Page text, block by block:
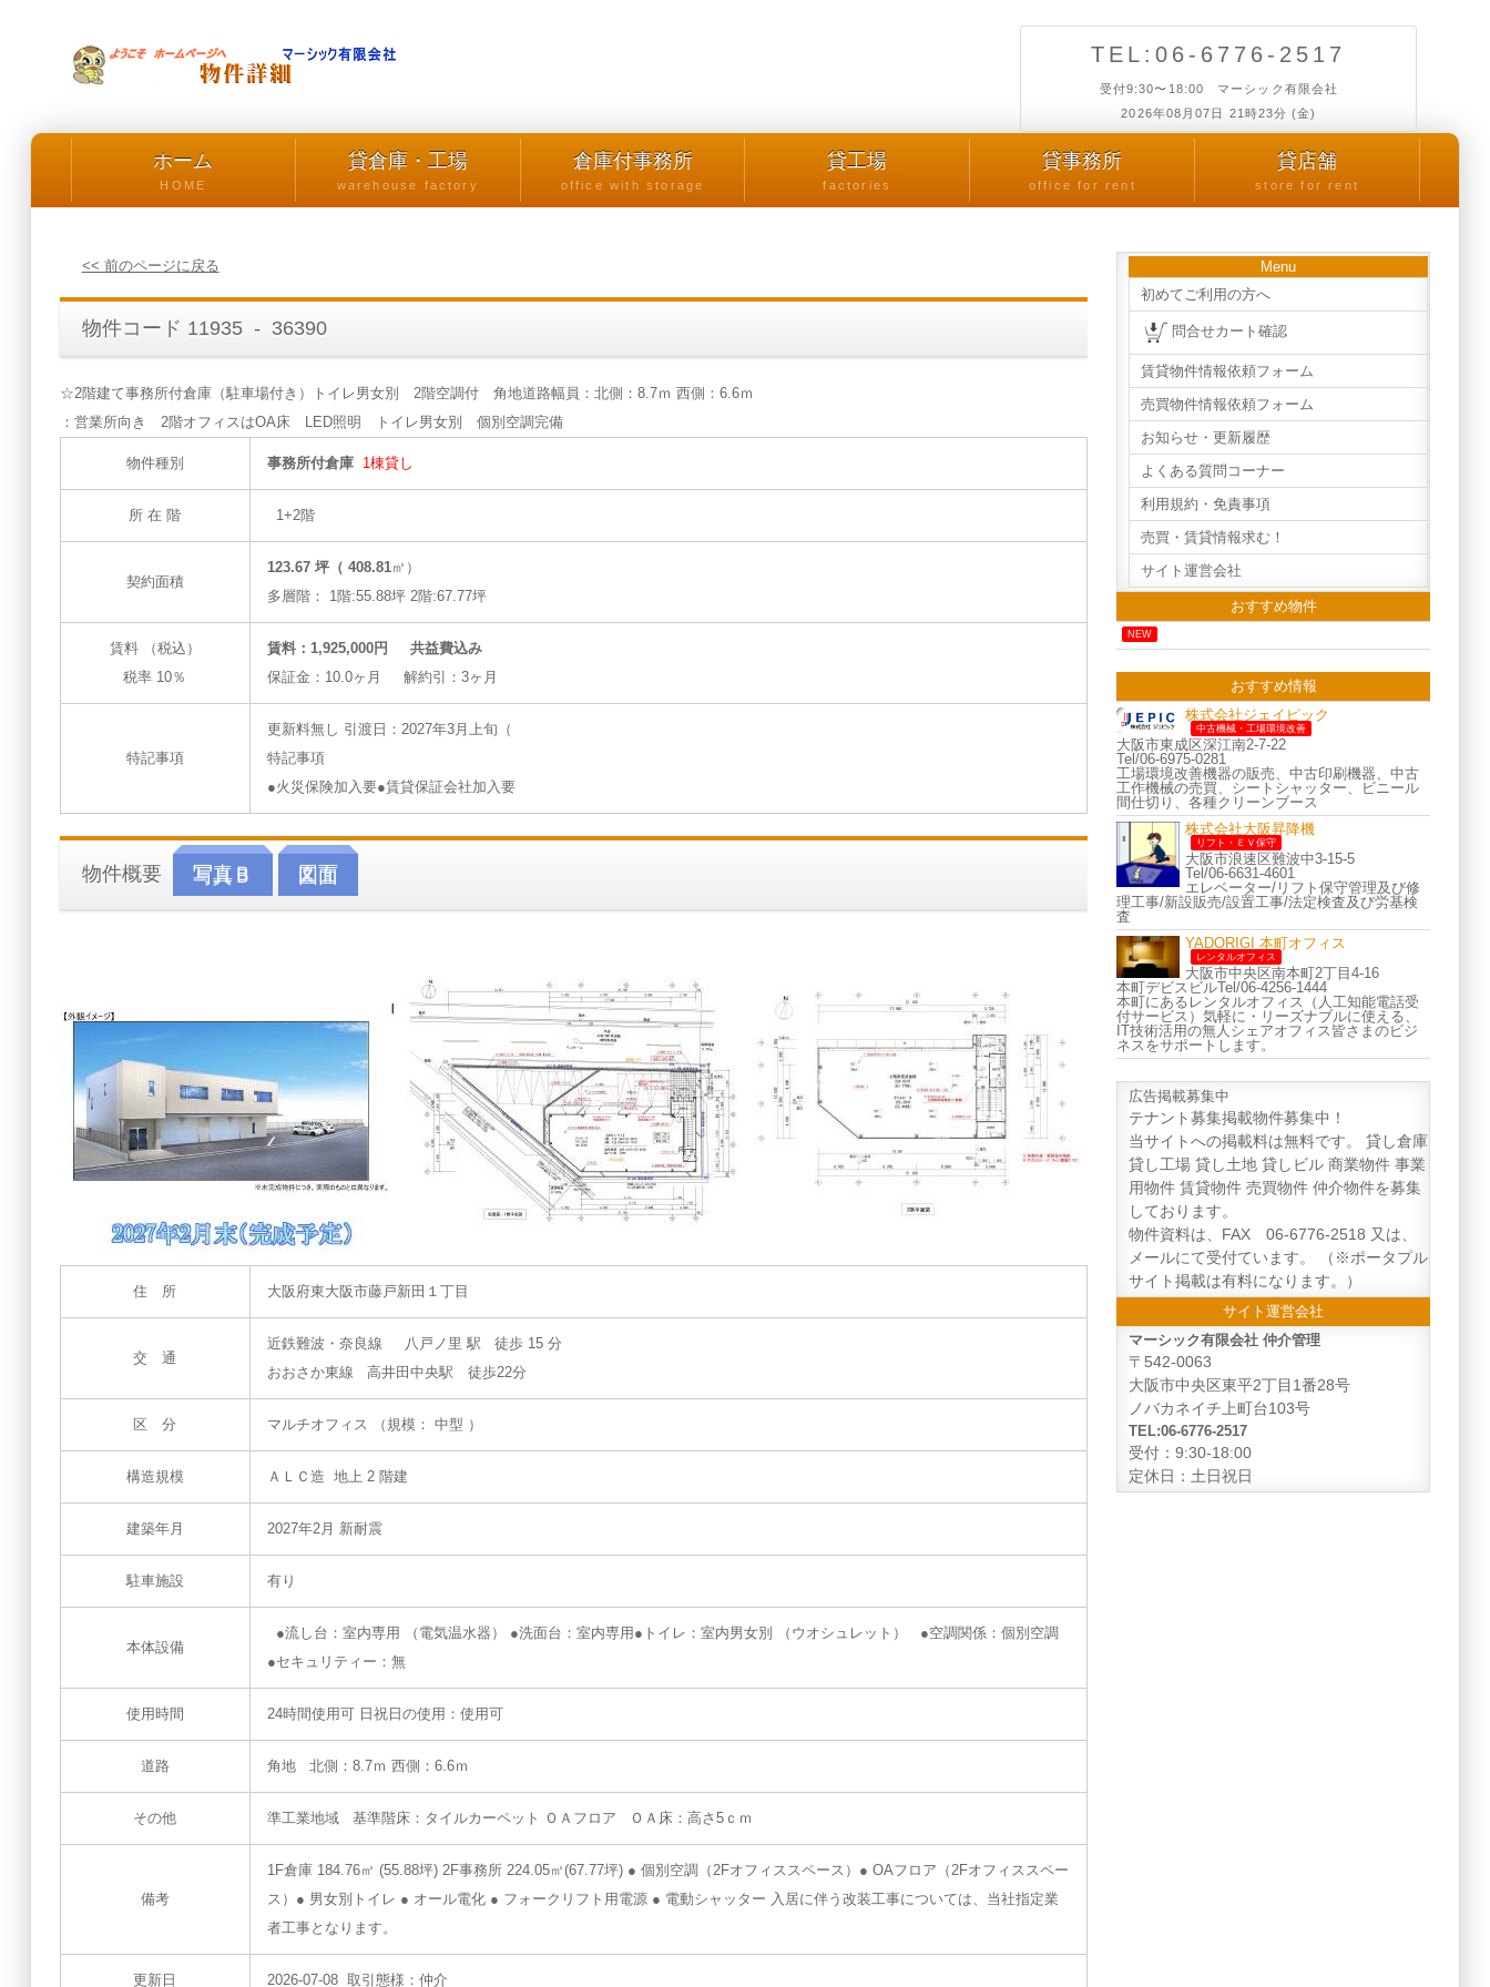
TEL:06-6776-2517
受付9:30〜18:00 マーシック有限会社
2026年08月07日 21時23分 (金)
ホーム
HOME
貸倉庫・工場
warehouse factory
倉庫付事務所
office with storage
貸工場
factories
貸事務所
office for rent
貸店舗
store for rent
<< 前のページに戻る
物件コード 11935 - 36390
☆2階建て事務所付倉庫（駐車場付き）トイレ男女別 2階空調付 角地道路幅員：北側：8.7ｍ 西側：6.6ｍ
：営業所向き 2階オフィスはOA床 LED照明 トイレ男女別 個別空調完備
物件種別 事務所付倉庫 1棟貸し
所 在 階 1+2階
契約面積
123.67 坪（ 408.81㎡）
多層階： 1階:55.88坪 2階:67.77坪
賃料 （税込）
税率 10％
賃料：1,925,000円 共益費込み
保証金：10.0ヶ月 解約引：3ヶ月
特記事項
更新料無し 引渡日：2027年3月上旬（
特記事項
●火災保険加入要●賃貸保証会社加入要
物件概要 写真Ｂ 図面
住 所 大阪府東大阪市藤戸新田１丁目
交 通
近鉄難波・奈良線 八戸ノ里 駅 徒歩 15 分
おおさか東線 高井田中央駅 徒歩22分
区 分 マルチオフィス （規模： 中型 ）
構造規模 ＡＬＣ造 地上 2 階建
建築年月 2027年2月 新耐震
駐車施設 有り
本体設備
●流し台：室内専用 （電気温水器） ●洗面台：室内専用●トイレ：室内男女別 （ウオシュレット） ●空調関係：個別空調
●セキュリティー：無
使用時間 24時間使用可 日祝日の使用：使用可
道路 角地 北側：8.7ｍ 西側：6.6ｍ
その他 準工業地域 基準階床：タイルカーペット ＯＡフロア ＯＡ床：高さ5ｃｍ
備考
1F倉庫 184.76㎡ (55.88坪) 2F事務所 224.05㎡(67.77坪) ● 個別空調（2Fオフィススペース）● OAフロア（2Fオフィススペー
ス）● 男女別トイレ ● オール電化 ● フォークリフト用電源 ● 電動シャッター 入居に伴う改装工事については、当社指定業
者工事となります。
更新日 2026-07-08 取引態様：仲介
Menu
初めてご利用の方へ
問合せカート確認
賃貸物件情報依頼フォーム
売買物件情報依頼フォーム
お知らせ・更新履歴
よくある質問コーナー
利用規約・免責事項
売買・賃貸情報求む！
サイト運営会社
おすすめ物件
NEW
おすすめ情報
株式会社ジェイピック
中古機械・工場環境改善
大阪市東成区深江南2-7-22
Tel/06-6975-0281
工場環境改善機器の販売、中古印刷機器、中古
工作機械の売買、シートシャッター、ビニール
間仕切り、各種クリーンブース
株式会社大阪昇降機
リフト・ＥＶ保守
大阪市浪速区難波中3-15-5
Tel/06-6631-4601
エレベーター/リフト保守管理及び修
理工事/新設販売/設置工事/法定検査及び労基検
査
YADORIGI 本町オフィス
レンタルオフィス
大阪市中央区南本町2丁目4-16
本町デビスビルTel/06-4256-1444
本町にあるレンタルオフィス（人工知能電話受
付サービス）気軽に・リーズナブルに使える、
IT技術活用の無人シェアオフィス皆さまのビジ
ネスをサポートします。
広告掲載募集中
テナント募集掲載物件募集中！
当サイトへの掲載料は無料です。 貸し倉庫
貸し工場 貸し土地 貸しビル 商業物件 事業
用物件 賃貸物件 売買物件 仲介物件を募集
しております。
物件資料は、FAX 06-6776-2518 又は、
メールにて受付ています。 （※ポータプル
サイト掲載は有料になります。）
サイト運営会社
マーシック有限会社 仲介管理
〒542-0063
大阪市中央区東平2丁目1番28号
ノバカネイチ上町台103号
TEL:06-6776-2517
受付：9:30-18:00
定休日：土日祝日